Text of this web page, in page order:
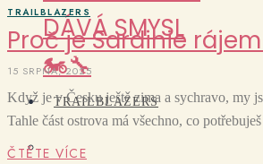
DÁVÁ SMYSL
🏍️🔧
TRAILBLAZERS
TRAILBLAZERS
Proč je Sardinie
15 SRPNA, 2025
Když je v Česku ještě zima a sychravo, my
Tahle část ostrova má všechno, co
ČTĚTE VÍCE